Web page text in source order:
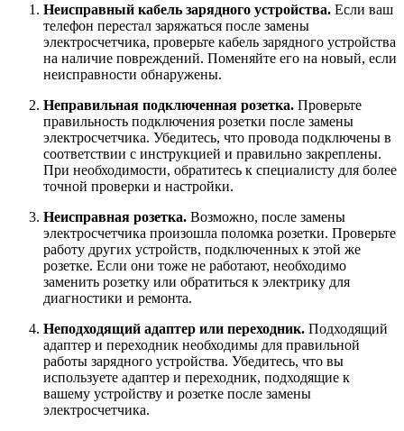
Неисправный кабель зарядного устройства. Если ваш
телефон перестал заряжаться после замены
электросчетчика, проверьте кабель зарядного устройства
на наличие повреждений. Поменяйте его на новый, если
неисправности обнаружены.
Неправильная подключенная розетка. Проверьте
правильность подключения розетки после замены
электросчетчика. Убедитесь, что провода подключены в
соответствии с инструкцией и правильно закреплены.
При необходимости, обратитесь к специалисту для более
точной проверки и настройки.
Неисправная розетка. Возможно, после замены
электросчетчика произошла поломка розетки. Проверьте
работу других устройств, подключенных к этой же
розетке. Если они тоже не работают, необходимо
заменить розетку или обратиться к электрику для
диагностики и ремонта.
Неподходящий адаптер или переходник. Подходящий
адаптер и переходник необходимы для правильной
работы зарядного устройства. Убедитесь, что вы
используете адаптер и переходник, подходящие к
вашему устройству и розетке после замены
электросчетчика.